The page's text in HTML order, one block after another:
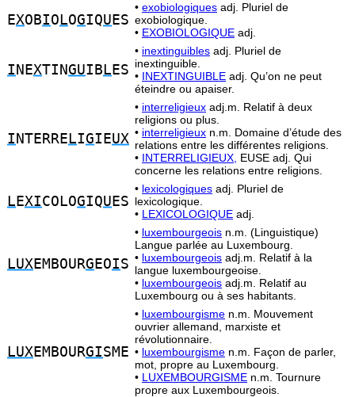
EXOBIO LOGIQU ES
• exobiologiques adj. Pluriel de
exobiologique.
• EXOBIOLOGIQUE adj.
I NEXTINGUIB L ES
• inextinguibles adj. Pluriel de
inextinguible.
• INEXTINGUIBLE adj. Qu’on ne peut
éteindre ou apaiser.
I NTERRE LIGIEUX
• interreligieux adj.m. Relatif à deux
religions ou plus.
• interreligieux n.m. Domaine d’étude des
relations entre les différentes religions.
• INTERRELIGIEUX, EUSE adj. Qui
concerne les relations entre religions.
L EXICOLOGIQU ES
• lexicologiques adj. Pluriel de
lexicologique.
• LEXICOLOGIQUE adj.
LUXEMBOURG EOIS
• luxembourgeois n.m. (Linguistique)
Langue parlée au Luxembourg.
• luxembourgeois adj.m. Relatif à la
langue luxembourgeoise.
• luxembourgeois adj.m. Relatif au
Luxembourg ou à ses habitants.
LUXEMBOURGISME
• luxembourgisme n.m. Mouvement
ouvrier allemand, marxiste et
révolutionnaire.
• luxembourgisme n.m. Façon de parler,
mot, propre au Luxembourg.
• LUXEMBOURGISME n.m. Tournure
propre aux Luxembourgeois.